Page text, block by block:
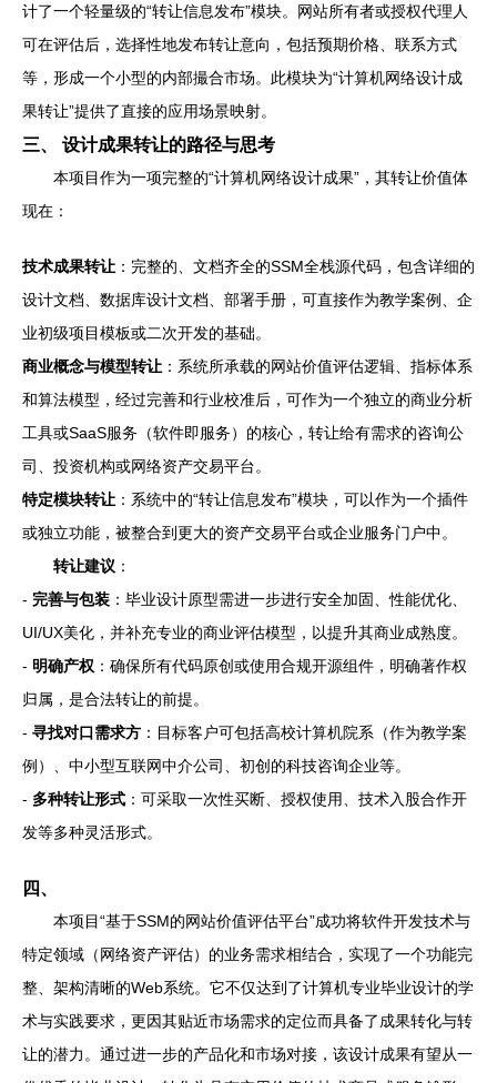
计了一个轻量级的“转让信息发布”模块。网站所有者或授权代理人
可在评估后，选择性地发布转让意向，包括预期价格、联系方式
等，形成一个小型的内部撮合市场。此模块为“计算机网络设计成
果转让”提供了直接的应用场景映射。
三、 设计成果转让的路径与思考
本项目作为一项完整的“计算机网络设计成果”，其转让价值体
现在：
技术成果转让 ：完整的、文档齐全的SSM全栈源代码，包含详细的
设计文档、数据库设计文档、部署手册，可直接作为教学案例、企
业初级项目模板或二次开发的基础。
商业概念与模型转让 ：系统所承载的网站价值评估逻辑、指标体系
和算法模型，经过完善和行业校准后，可作为一个独立的商业分析
工具或SaaS服务（软件即服务）的核心，转让给有需求的咨询公
司、投资机构或网络资产交易平台。
特定模块转让 ：系统中的“转让信息发布”模块，可以作为一个插件
或独立功能，被整合到更大的资产交易平台或企业服务门户中。
转让建议 ：
- 完善与包装 ：毕业设计原型需进一步进行安全加固、性能优化、
UI/UX美化，并补充专业的商业评估模型，以提升其商业成熟度。
- 明确产权 ：确保所有代码原创或使用合规开源组件，明确著作权
归属，是合法转让的前提。
- 寻找对口需求方 ：目标客户可包括高校计算机院系（作为教学案
例）、中小型互联网中介公司、初创的科技咨询企业等。
- 多种转让形式 ：可采取一次性买断、授权使用、技术入股合作开
发等多种灵活形式。
四、
本项目“基于SSM的网站价值评估平台”成功将软件开发技术与
特定领域（网络资产评估）的业务需求相结合，实现了一个功能完
整、架构清晰的Web系统。它不仅达到了计算机专业毕业设计的学
术与实践要求，更因其贴近市场需求的定位而具备了成果转化与转
让的潜力。通过进一步的产品化和市场对接，该设计成果有望从一